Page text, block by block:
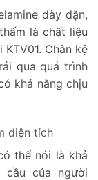
dày dặn,
là chất liệu
Chân kệ
qua quá trình
khả năng chịu
diện tích
thể nói là khả
của người